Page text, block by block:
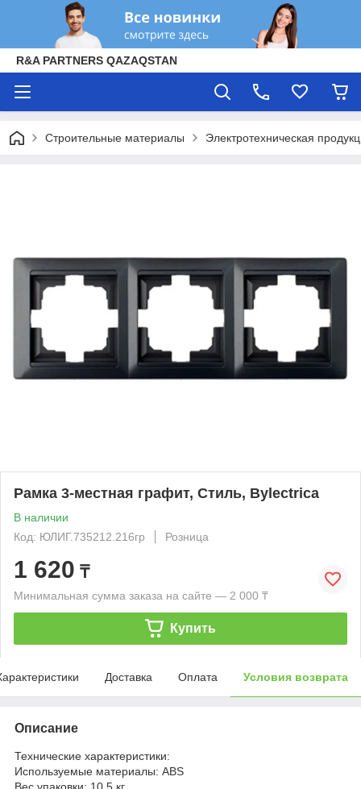
R&A PARTNERS QAZAQSTAN
Строительные материалы Электротехническая
Рамка 3-местная графит, Стиль, Bylectrica
В наличии
Код: ЮЛИГ.735212.216гр
Розница
1 620 ₸
Минимальная сумма заказа на сайте — 2 000 ₸
Купить
Доставка Оплата Условия возврата
Описание
Технические характеристики:
Используемые материалы: ABS
Вес упаковки: 10.5 кг